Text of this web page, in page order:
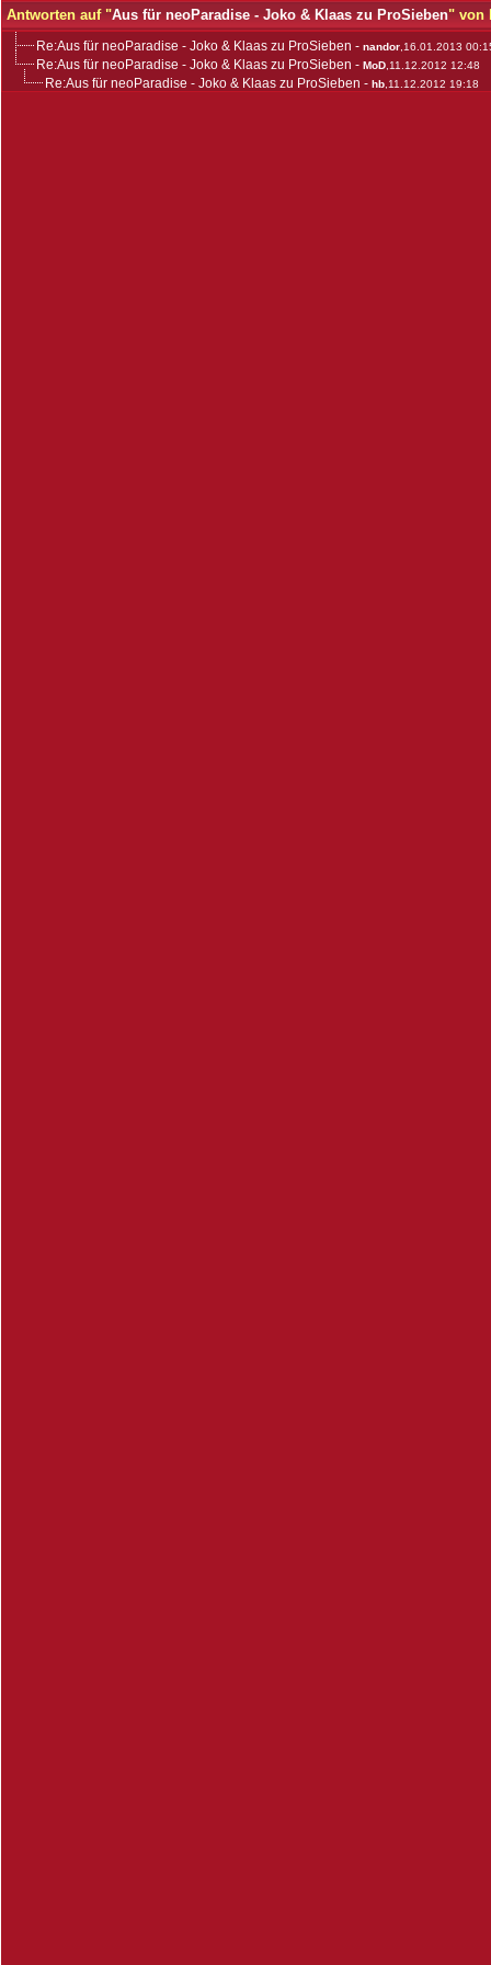
Antworten auf "Aus für neoParadise - Joko & Klaas zu ProSieben" von
Re:Aus für neoParadise - Joko & Klaas zu ProSieben - nandor ,16.01.2013
Re:Aus für neoParadise - Joko & Klaas zu ProSieben - MoD ,11.12.2012 12:48
Re:Aus für neoParadise - Joko & Klaas zu ProSieben - hb ,11.12.2012 19:18